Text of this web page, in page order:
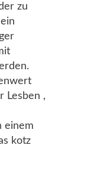
zu
Lesben ,
einem
kotz